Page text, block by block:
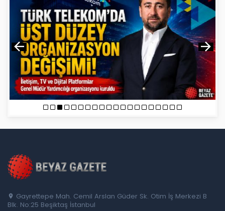
Gayrettepe Mah. Cemil Arslan Güder Sk. Otim İş Merkezi B
Blk. No:25 Beşiktaş İstanbul